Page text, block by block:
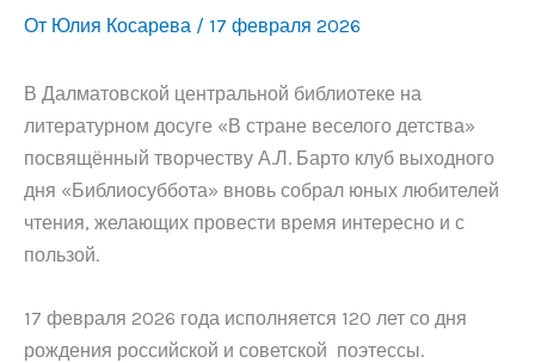
От Юлия Косарева / 17 февраля 2026
В Далматовской центральной библиотеке на
литературном досуге «В стране веселого детства»
посвящённый творчеству А.Л. Барто клуб выходного
дня «Библиосуббота» вновь собрал юных любителей
чтения, желающих провести время интересно и с
пользой.
17 февраля 2026 года исполняется 120 лет со дня
рождения российской и советской поэтессы.